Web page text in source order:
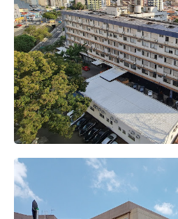
Av. Orosimbo Maia,
Campinas